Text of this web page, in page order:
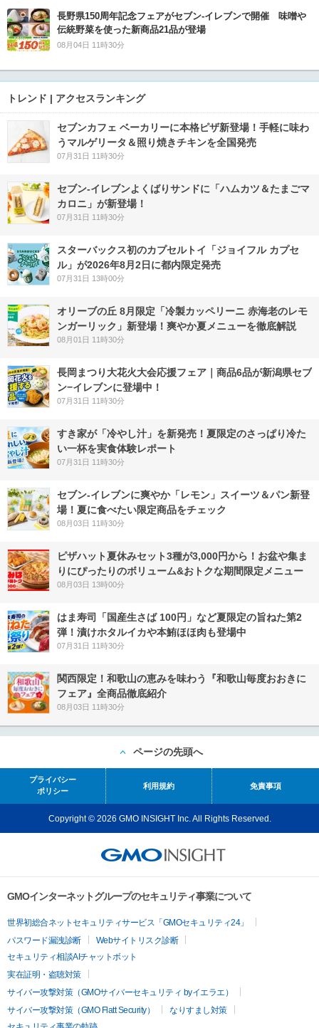
長野県150周年記念フェアがセブン-イレブンで開催 味噌や
伝統野菜を使った新商品21品が登場
08月04日 11時30分
トレンド | アクセスランキング
セブンカフェ ベーカリーに本格ピザ新登場！手軽に味わ
うマルゲリータ＆照り焼きチキンを全国発売
07月31日 11時30分
セブン‐イレブンよくばりサンドに「ハムカツ＆たまごマ
カロニ」が新登場！
07月31日 11時30分
スターバックス初のカプセルトイ「ジョイフル カプセ
ル」が2026年8月2日に都内限定発売
07月31日 13時00分
オリーブの丘 8月限定「冷製カッペリーニ 赤海老のレモ
ンガーリック」新登場！爽やか夏メニューを徹底解説
08月01日 11時30分
長岡まつり大花火大会応援フェア｜商品6品が新潟県セブ
ン−イレブンに登場中！
07月31日 11時30分
すき家が「冷やし汁」を新発売！夏限定のさっぱり冷た
い一杯を実食体験レポート
07月31日 11時30分
セブン‐イレブンに爽やか「レモン」スイーツ＆パン新登
場！夏に食べたい限定商品をチェック
08月03日 11時30分
ピザハット夏休みセット3種が3,000円から！お盆や集ま
りにぴったりのボリューム&おトクな期間限定メニュー
08月03日 13時00分
はま寿司「国産生さば 100円」など夏限定の旨ねた第2
弾！漬けホタルイカや本鮪ほほ肉も登場中
07月31日 11時30分
関西限定！和歌山の恵みを味わう『和歌山毎度おおきに
フェア』全商品徹底紹介
08月03日 11時30分
ページの先頭へ
プライバシー
ポリシー
利用規約 免責事項
Copyright © 2026 GMO INSIGHT Inc. All Rights Reserved.
GMOインターネットグループのセキュリティ事業について
世界初総合ネットセキュリティサービス「GMOセキュリティ24」
パスワード漏洩診断
Webサイトリスク診断
セキュリティ相談AIチャットボット
実在証明・盗聴対策
サイバー攻撃対策（GMOサイバーセキュリティ byイエラエ）
サイバー攻撃対策（GMO Flatt Security）
なりすまし対策